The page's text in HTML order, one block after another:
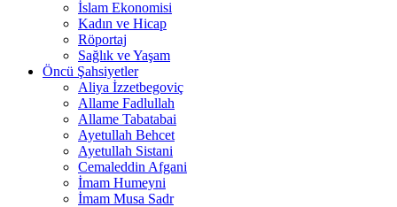
İslam Ekonomisi
Kadın ve Hicap
Röportaj
Sağlık ve Yaşam
Öncü Şahsiyetler
Aliya İzzetbegoviç
Allame Fadlullah
Allame Tabatabai
Ayetullah Behcet
Ayetullah Sistani
Cemaleddin Afgani
İmam Humeyni
İmam Musa Sadr